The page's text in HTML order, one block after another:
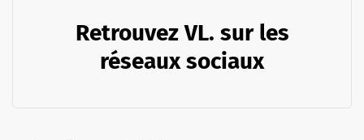
Retrouvez VL. sur les
réseaux sociaux